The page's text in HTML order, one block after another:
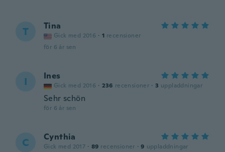
T Tina
Gick med 2016 · 1 recensioner
för 6 år sen
I Ines
Gick med 2016 · 236 recensioner · 3 uppladdningar
Sehr schön
för 6 år sen
C Cynthia
Gick med 2017 · 89 recensioner · 9 uppladdningar